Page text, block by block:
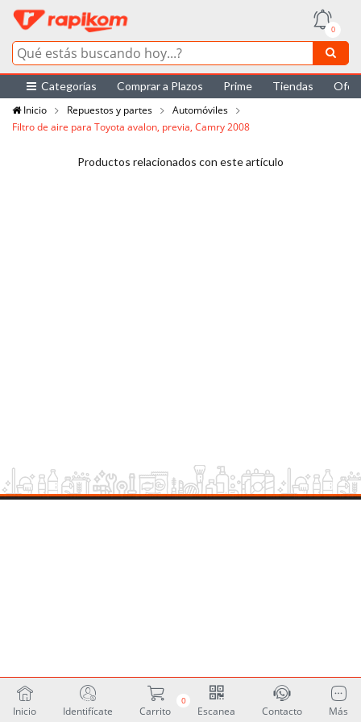
0
Categorías Comprar a Plazos Prime Tiendas
Inicio
Repuestos y partes
Automóviles
Filtro de aire para Toyota avalon, previa, Camry 2008
Productos relacionados con este artículo
Inicio Identifícate
0
Carrito Escanea Contacto Más